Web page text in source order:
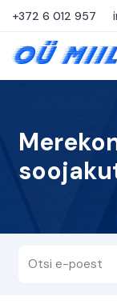
+372 6 012 957